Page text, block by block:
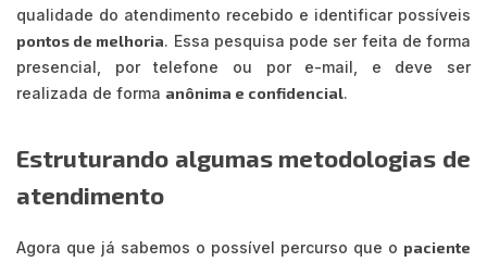
qualidade do atendimento recebido e identificar possíveis
pontos de melhoria. Essa pesquisa pode ser feita de forma
presencial, por telefone ou por e-mail, e deve ser
realizada de forma anônima e confidencial.
Estruturando algumas metodologias de
atendimento
Agora que já sabemos o possível percurso que o paciente